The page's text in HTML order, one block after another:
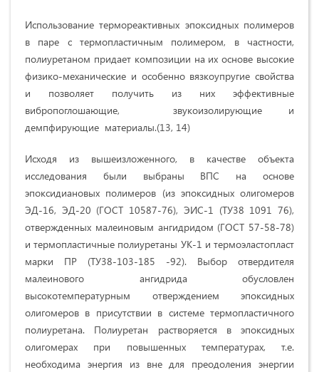
Использование термореактивных эпоксидных полимеров
в паре с термопластичным полимером, в частности,
полиуретаном придает композиции на их основе высокие
физико-механические и особенно вязкоупругие свойства
и позволяет получить из них эффективные
вибропоглошающие, звукоизолирующие и
демпфирующие материалы.(13, 14)
Исходя из вышеизложенного, в качестве объекта
исследования были выбраны ВПС на основе
эпоксидиановых полимеров (из эпоксидных олигомеров
ЭД-16, ЭД-20 (ГОСТ 10587-76), ЭИС-1 (ТУ38 1091 76),
отвержденных малеиновым ангидридом (ГОСТ 57-58-78)
и термопластичные полиуретаны УК-1 и термоэластопласт
марки ПР (ТУ38-103-185 -92). Выбор отвердителя
малеинового ангидрида обусловлен
высокотемпературным отверждением эпоксидных
олигомеров в присутствии в системе термопластичного
полиуретана. Полиуретан растворяется в эпоксидных
олигомерах при повышенных температурах, т.е.
необходима энергия из вне для преодоления энергии